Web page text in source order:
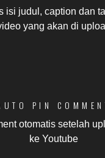
isi judul, caption dan
yang akan di
PIN
otomatis setelah
ke Youtube